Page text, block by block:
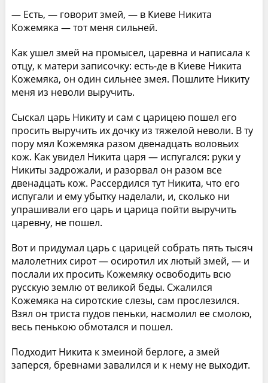
— Есть, — говорит змей, — в Киеве Никита
Кожемяка — тот меня сильней.
Как ушел змей на промысел, царевна и написала к
отцу, к матери записочку: есть-де в Киеве Никита
Кожемяка, он один сильнее змея. Пошлите Никиту
меня из неволи выручить.
Сыскал царь Никиту и сам с царицею пошел его
просить выручить их дочку из тяжелой неволи. В ту
пору мял Кожемяка разом двенадцать воловьих
кож. Как увидел Никита царя — испугался: руки у
Никиты задрожали, и разорвал он разом все
двенадцать кож. Рассердился тут Никита, что его
испугали и ему убытку наделали, и, сколько ни
упрашивали его царь и царица пойти выручить
царевну, не пошел.
Вот и придумал царь с царицей собрать пять тысяч
малолетних сирот — осиротил их лютый змей, — и
послали их просить Кожемяку освободить всю
русскую землю от великой беды. Сжалился
Кожемяка на сиротские слезы, сам прослезился.
Взял он триста пудов пеньки, насмолил ее смолою,
весь пенькою обмотался и пошел.
Подходит Никита к змеиной берлоге, а змей
заперся, бревнами завалился и к нему не выходит.